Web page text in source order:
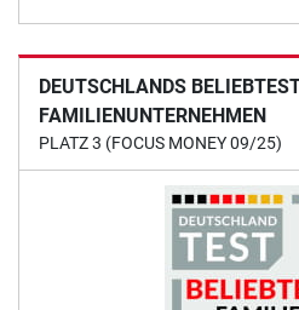
DEUTSCHLANDS
FAMILIENUNTERNEHMEN
PLATZ 3 (FOCUS MONEY 09/25)